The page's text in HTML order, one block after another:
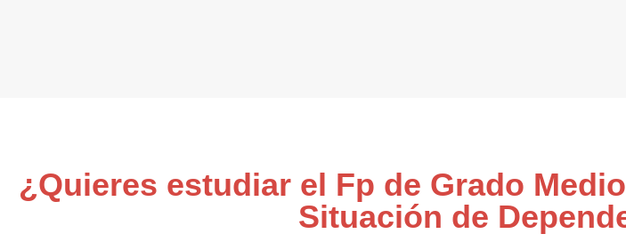
¿Quieres estudiar el Fp de Grado
Situación de